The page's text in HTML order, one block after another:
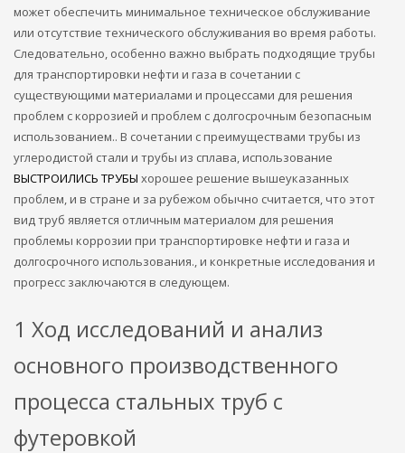
может обеспечить минимальное техническое обслуживание
или отсутствие технического обслуживания во время работы.
Следовательно, особенно важно выбрать подходящие трубы
для транспортировки нефти и газа в сочетании с
существующими материалами и процессами для решения
проблем с коррозией и проблем с долгосрочным безопасным
использованием.. В сочетании с преимуществами трубы из
углеродистой стали и трубы из сплава, использование
ВЫСТРОИЛИСЬ ТРУБЫ хорошее решение вышеуказанных
проблем, и в стране и за рубежом обычно считается, что этот
вид труб является отличным материалом для решения
проблемы коррозии при транспортировке нефти и газа и
долгосрочного использования., и конкретные исследования и
прогресс заключаются в следующем.
1 Ход исследований и анализ
основного производственного
процесса стальных труб с
футеровкой